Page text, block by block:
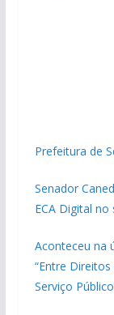
Prefeitura de
Senador
ECA Digital
Aconteceu na
“Entre
Serviço